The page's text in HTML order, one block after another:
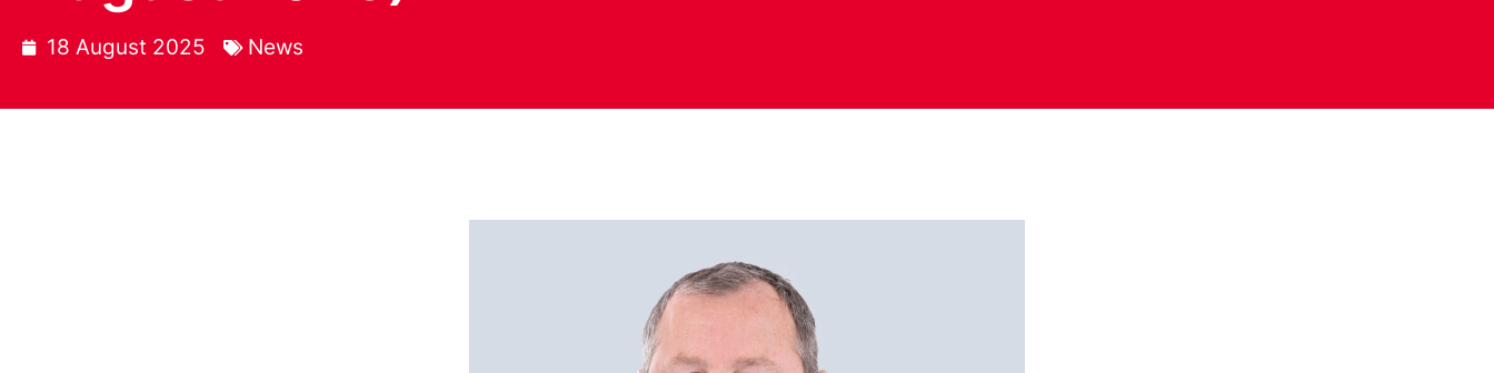
18 August 2025 News